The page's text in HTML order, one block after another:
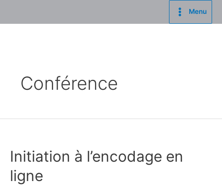
contenu
Main
Menu
Conférence
Initiation à l’encodage en
ligne